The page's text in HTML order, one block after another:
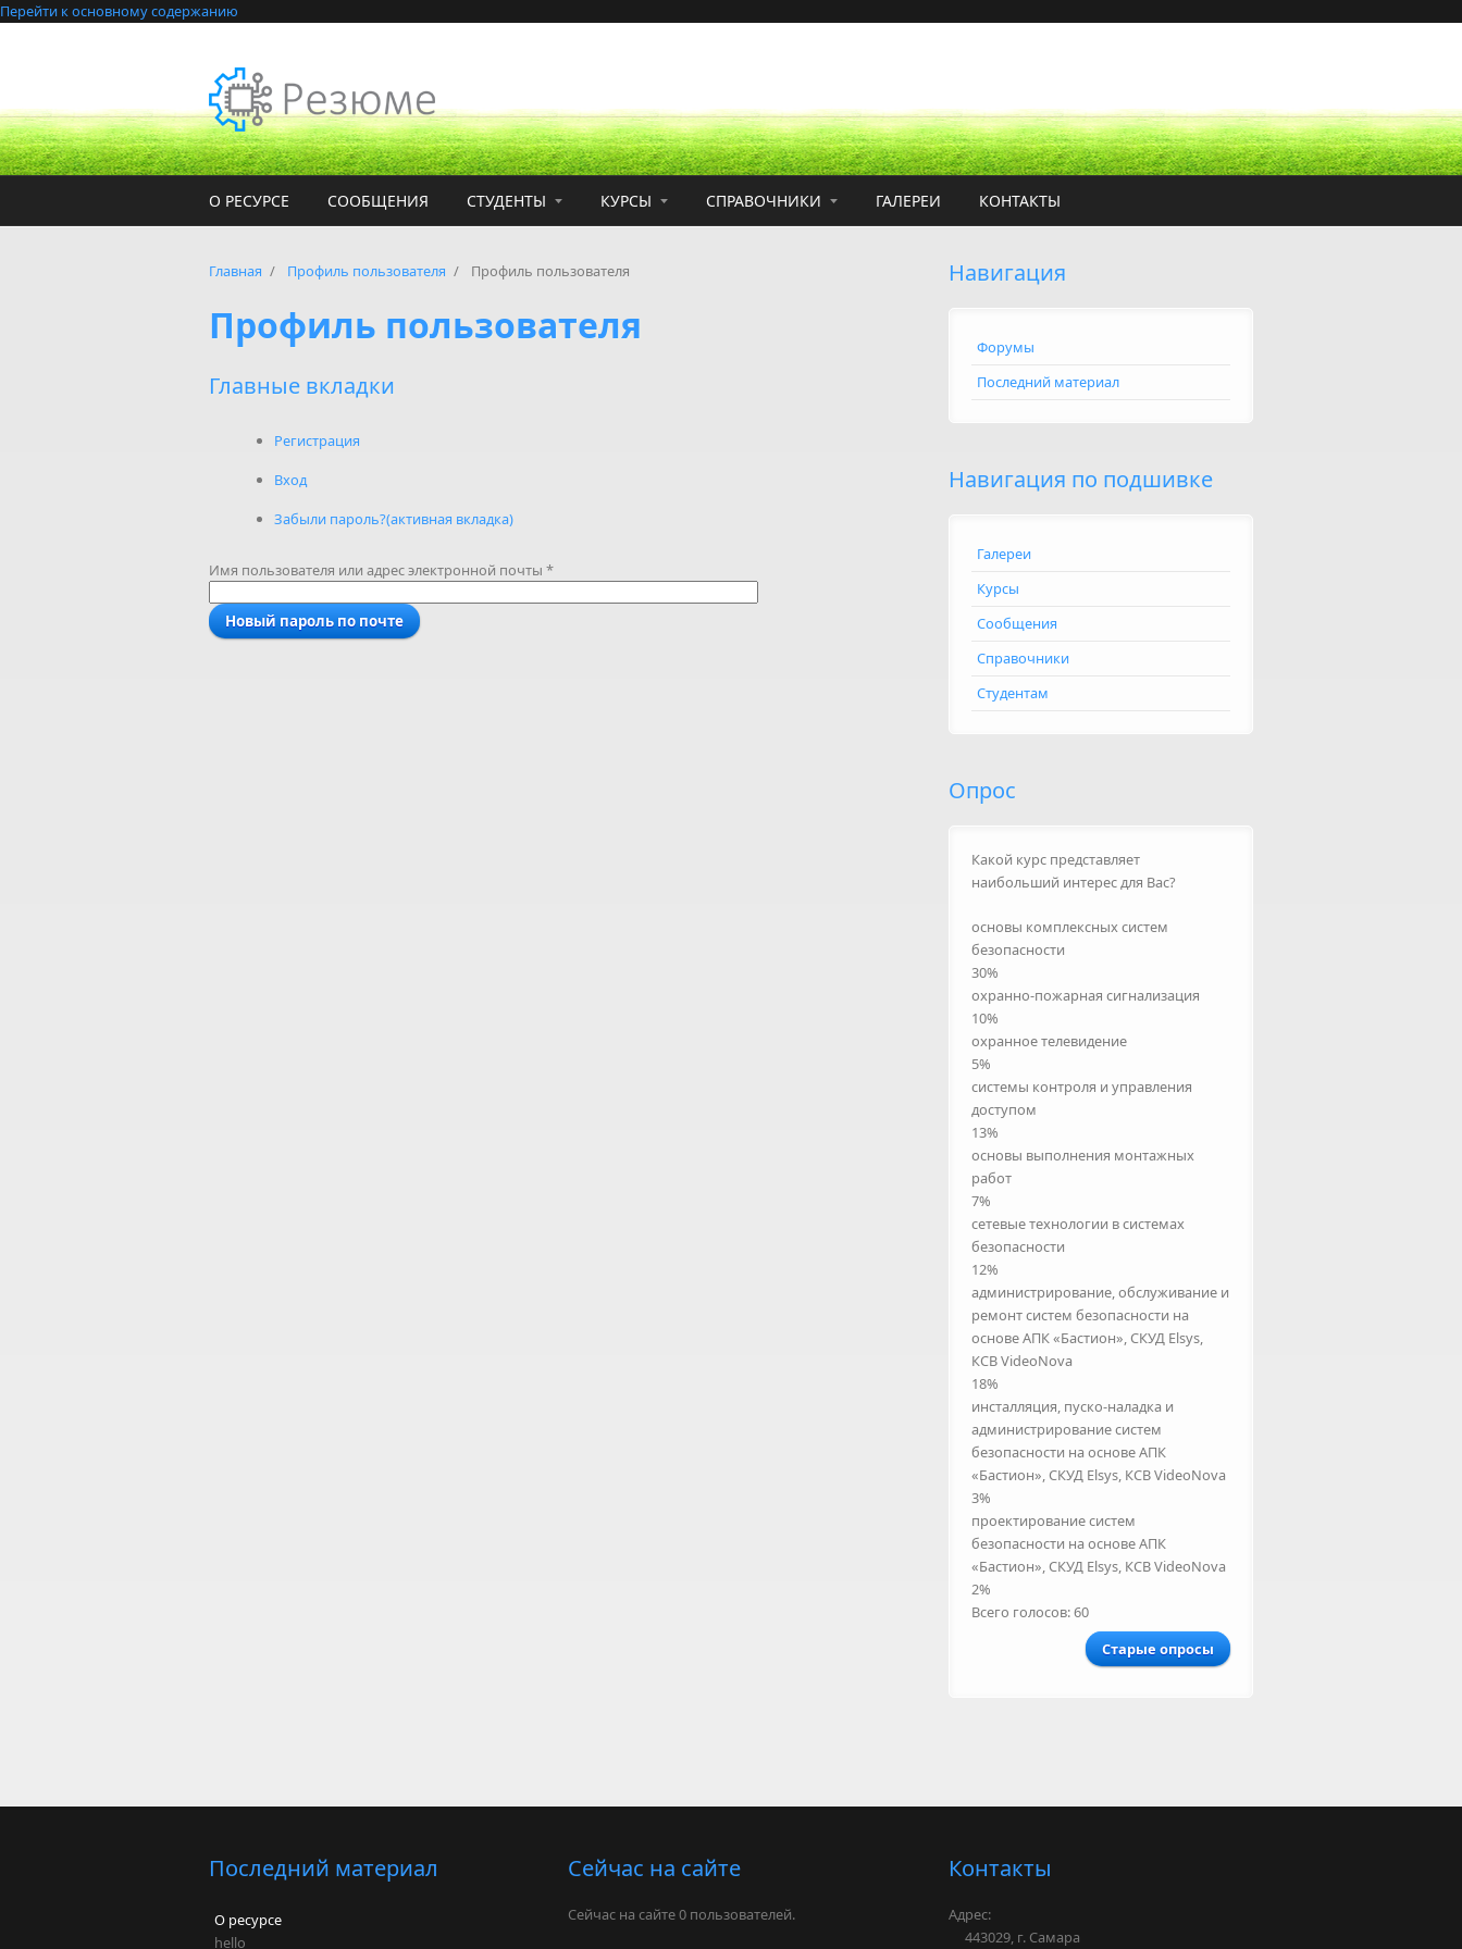
Перейти к основному содержанию
О РЕСУРСЕ СООБЩЕНИЯ СТУДЕНТЫ КУРСЫ СПРАВОЧНИКИ ГАЛЕРЕИ КОНТАКТЫ
Главная / Профиль пользователя / Профиль пользователя
Профиль пользователя
Главные вкладки
Регистрация
Вход
Забыли пароль?(активная вкладка)
Имя пользователя или адрес электронной почты *
Навигация
Форумы
Последний материал
Навигация по подшивке
Галереи
Курсы
Сообщения
Справочники
Студентам
Опрос
Какой курс представляет
наибольший интерес для Вас?
основы комплексных систем
безопасности
30%
охранно-пожарная сигнализация
10%
охранное телевидение
5%
системы контроля и управления
доступом
13%
основы выполнения монтажных
работ
7%
cетевые технологии в системах
безопасности
12%
администрирование, обслуживание и
ремонт систем безопасности на
основе АПК «Бастион», СКУД Elsys,
КСВ VideoNova
18%
инсталляция, пуско-наладка и
администрирование систем
безопасности на основе АПК
«Бастион», СКУД Elsys, КСВ VideoNova
3%
проектирование систем
безопасности на основе АПК
«Бастион», СКУД Elsys, КСВ VideoNova
2%
Всего голосов: 60
Старые опросы
Последний материал
О ресурсе
hello
Сейчас на сайте
Сейчас на сайте 0 пользователей.
Контакты
Адрес:
443029, г. Самара